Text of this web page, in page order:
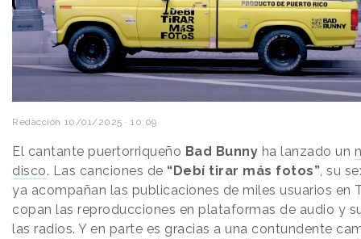
Redacción 10/01/2025 · 10:09
El cantante puertorriqueño Bad Bunny ha lanzado un
disco. Las canciones de “Debí tirar más fotos” , su
ya acompañan las publicaciones de miles usuarios en
copan las reproducciones en plataformas de audio y
las radios. Y en parte es gracias a una contundente